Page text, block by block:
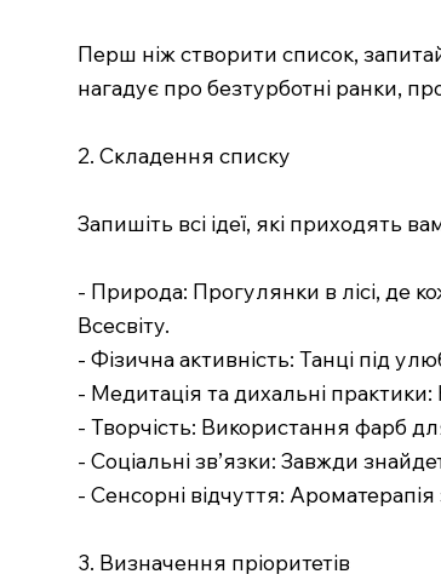
Перш ніж створити список,
нагадує про безтурботні ранки,
2. Складення списку
Запишіть всі ідеї, які приходять
- Природа: Прогулянки в лісі, де
Всесвіту.
- Фізична активність: Танці під
- Медитація та дихальні практики:
- Творчість: Використання фарб
- Соціальні зв’язки: Завжди
- Сенсорні відчуття:
3. Визначення пріоритетів